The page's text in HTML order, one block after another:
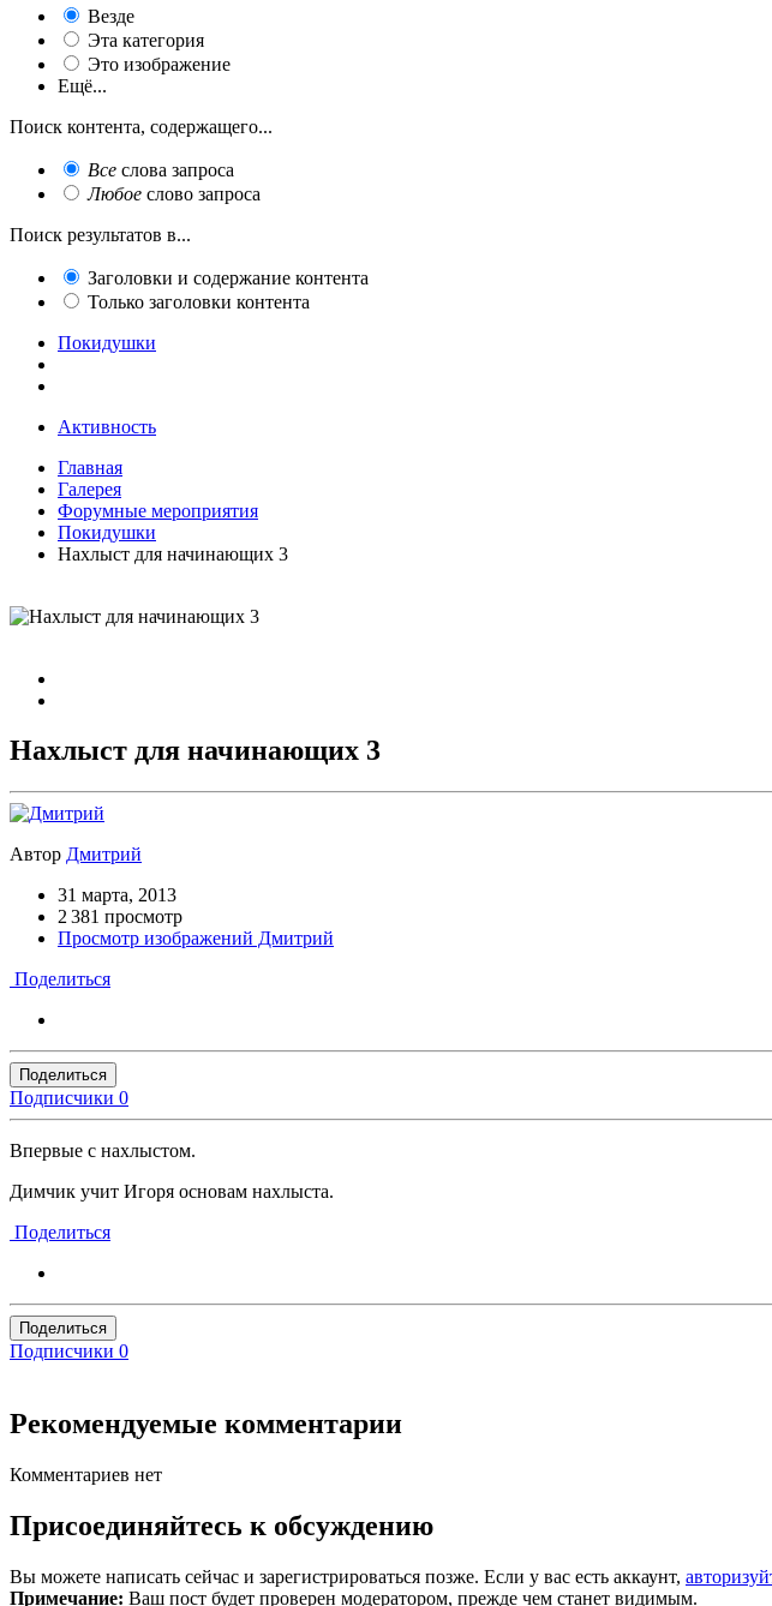
Везде
Эта категория
Это изображение
Ещё...
Поиск контента, содержащего...
Все слова запроса
Любое слово запроса
Поиск результатов в...
Заголовки и содержание контента
Только заголовки контента
Покидушки
Активность
Главная
Галерея
Форумные мероприятия
Покидушки
Нахлыст для начинающих 3
Нахлыст для начинающих 3
Автор Дмитрий
31 марта, 2013
2 381 просмотр
Просмотр изображений Дмитрий
Поделиться
Поделиться
Подписчики 0
Впервые с нахлыстом.
Димчик учит Игоря основам нахлыста.
Поделиться
Поделиться
Подписчики 0
Рекомендуемые комментарии
Комментариев нет
Присоединяйтесь к обсуждению
Вы можете написать сейчас и зарегистрироваться позже. Если у вас есть аккаунт,
Примечание: Ваш пост будет проверен модератором, прежде чем станет видимым.